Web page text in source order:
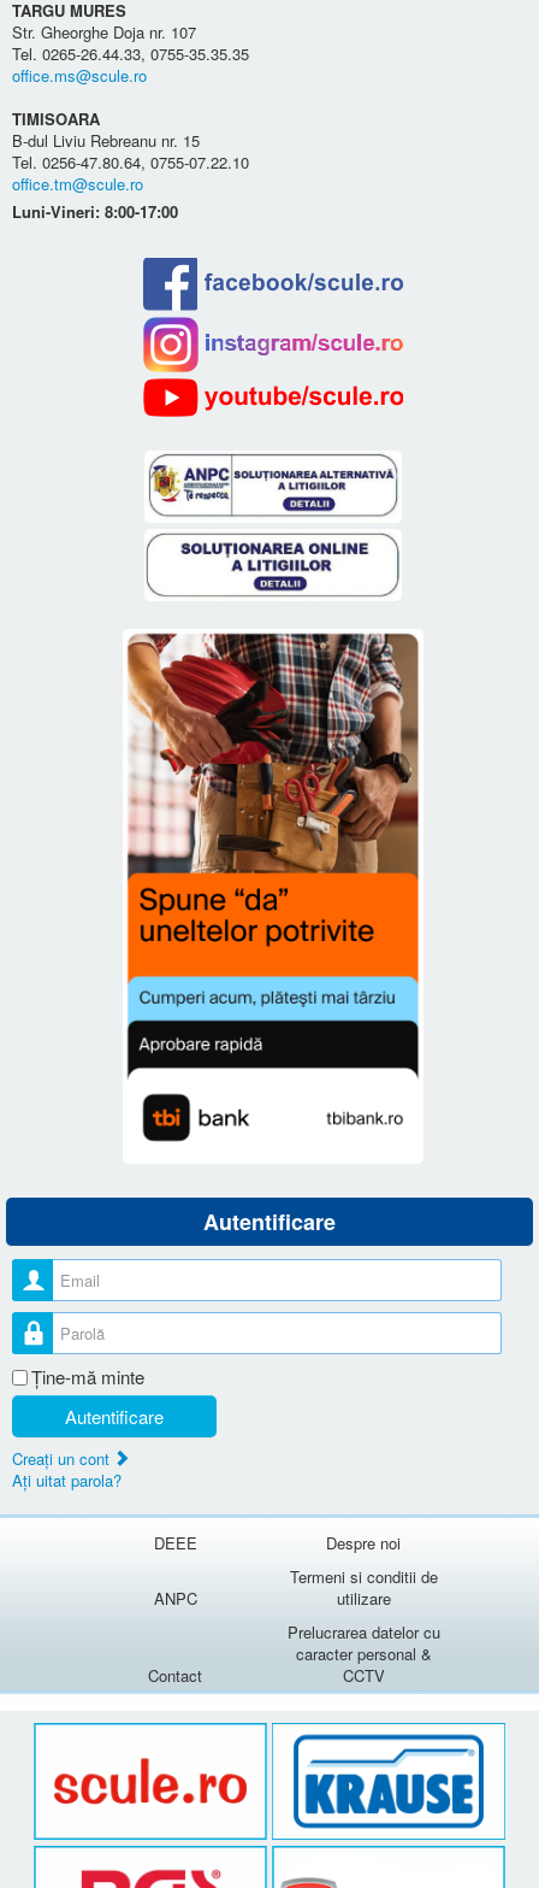
TARGU MURES
Str. Gheorghe Doja nr. 107
Tel. 0265-26.44.33, 0755-35.35.35
office.ms@scule.ro
TIMISOARA
B-dul Liviu Rebreanu nr. 15
Tel. 0256-47.80.64, 0755-07.22.10
office.tm@scule.ro
Luni-Vineri: 8:00-17:00
Autentificare
Nume utilizator
Parolă
Ţine-mă minte
Autentificare
Creaţi un cont
Aţi uitat parola?
DEEE Despre noi
ANPC
Termeni si conditii de
utilizare
Contact
Prelucrarea datelor cu
caracter personal &
CCTV